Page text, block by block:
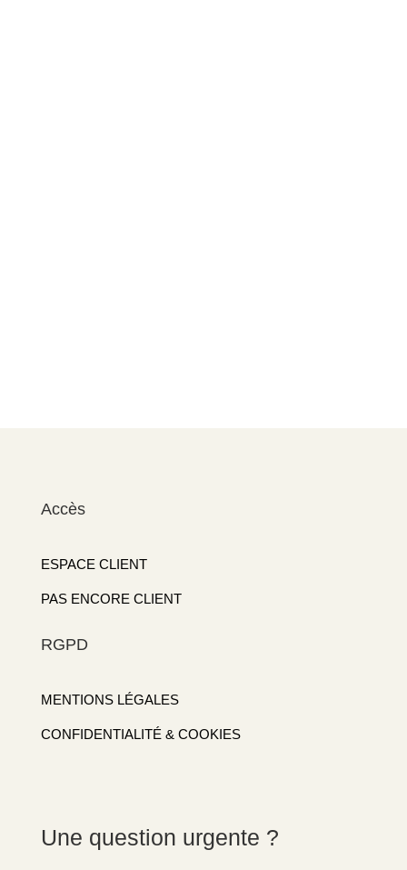
Accès
ESPACE CLIENT
PAS ENCORE CLIENT
RGPD
MENTIONS LÉGALES
CONFIDENTIALITÉ & COOKIES
Une question urgente ?